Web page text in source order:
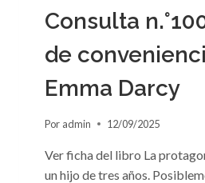
Consulta
de
Emma Darcy
Por admin 12/09/2025
Ver ficha del libro La
un hijo de tres años.